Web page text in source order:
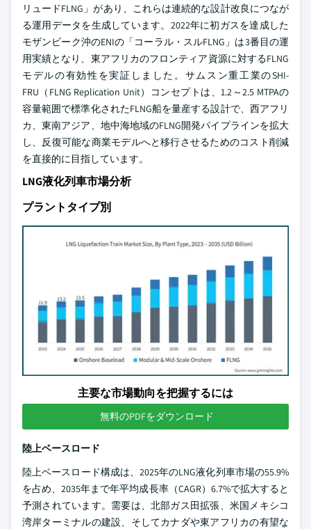
リュードFLNG」があり、これらは連続的な設計改良につなが
る運用データを生成しています。2022年に初ガスを達成した
モザンビーク沖のENIの「コーラル・スルFLNG」は3番目の運
用実績となり、東アフリカのフロンティア資源に対するFLNG
モデルの有効性を実証しました。サムスン重工業のSHI-
FRU（FLNG Replication Unit）コンセプトは、1.2～2.5 MTPAの
容量範囲で標準化されたFLNG船を量産する設計で、西アフリ
カ、東南アジア、地中海地域のFLNG開発パイプラインを拡大
し、反復可能な商業モデルへと移行させるためのコスト削減
を直接的に目指しています。
LNG液化列車市場分析
プラントタイプ別
主要な市場動向を把握するには
無料のPDFをダウンロード
陸上ベースロード
陸上ベースロード構成は、2025年のLNG液化列車市場の55.9%
を占め、2035年まで年平均成長率（CAGR）6.7%で拡大すると
予測されています。需要は、北部ガス田拡張、米国メキシコ
湾岸ターミナルの建設、そしてカナダや東アフリカの有望な